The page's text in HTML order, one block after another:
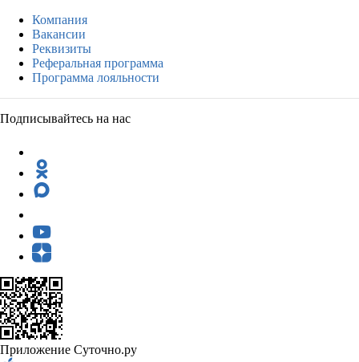
Компания
Вакансии
Реквизиты
Реферальная программа
Программа лояльности
Подписывайтесь на нас
Приложение Суточно.ру